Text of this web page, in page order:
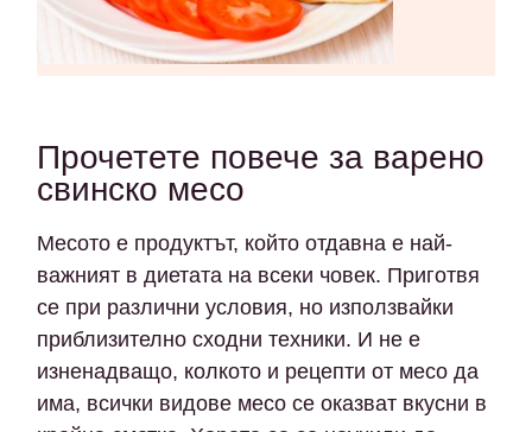
Прочетете повече за варено
свинско месо
Месото е продуктът, който отдавна е най-
важният в диетата на всеки човек. Приготвя
се при различни условия, но използвайки
приблизително сходни техники. И не е
изненадващо, колкото и рецепти от месо да
има, всички видове месо се оказват вкусни в